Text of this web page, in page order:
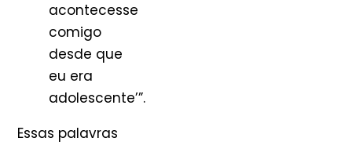
acontecesse
comigo
desde que
eu era
adolescente’”.
Essas palavras